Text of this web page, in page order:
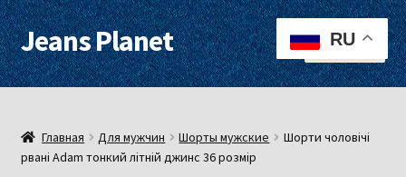
Перейти
к
навигации
Перейти
к
содержимому
Jeans Planet Меню
Для женщин
Для мужчин
Главная Для мужчин Шорты мужские
Шорти чоловічі
рвані Adam тонкий літній джинс 36 розмір
RU